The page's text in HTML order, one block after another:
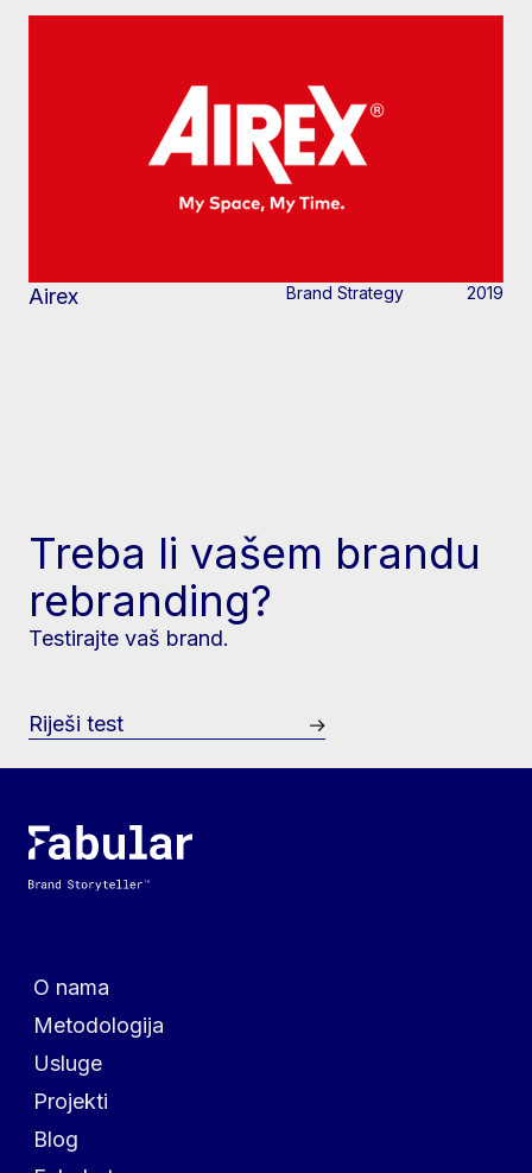
Airex Brand Strategy 2019
Treba li vašem brandu
rebranding?
Testirajte vaš brand.
Riješi test
O nama
Metodologija
Usluge
Projekti
Blog